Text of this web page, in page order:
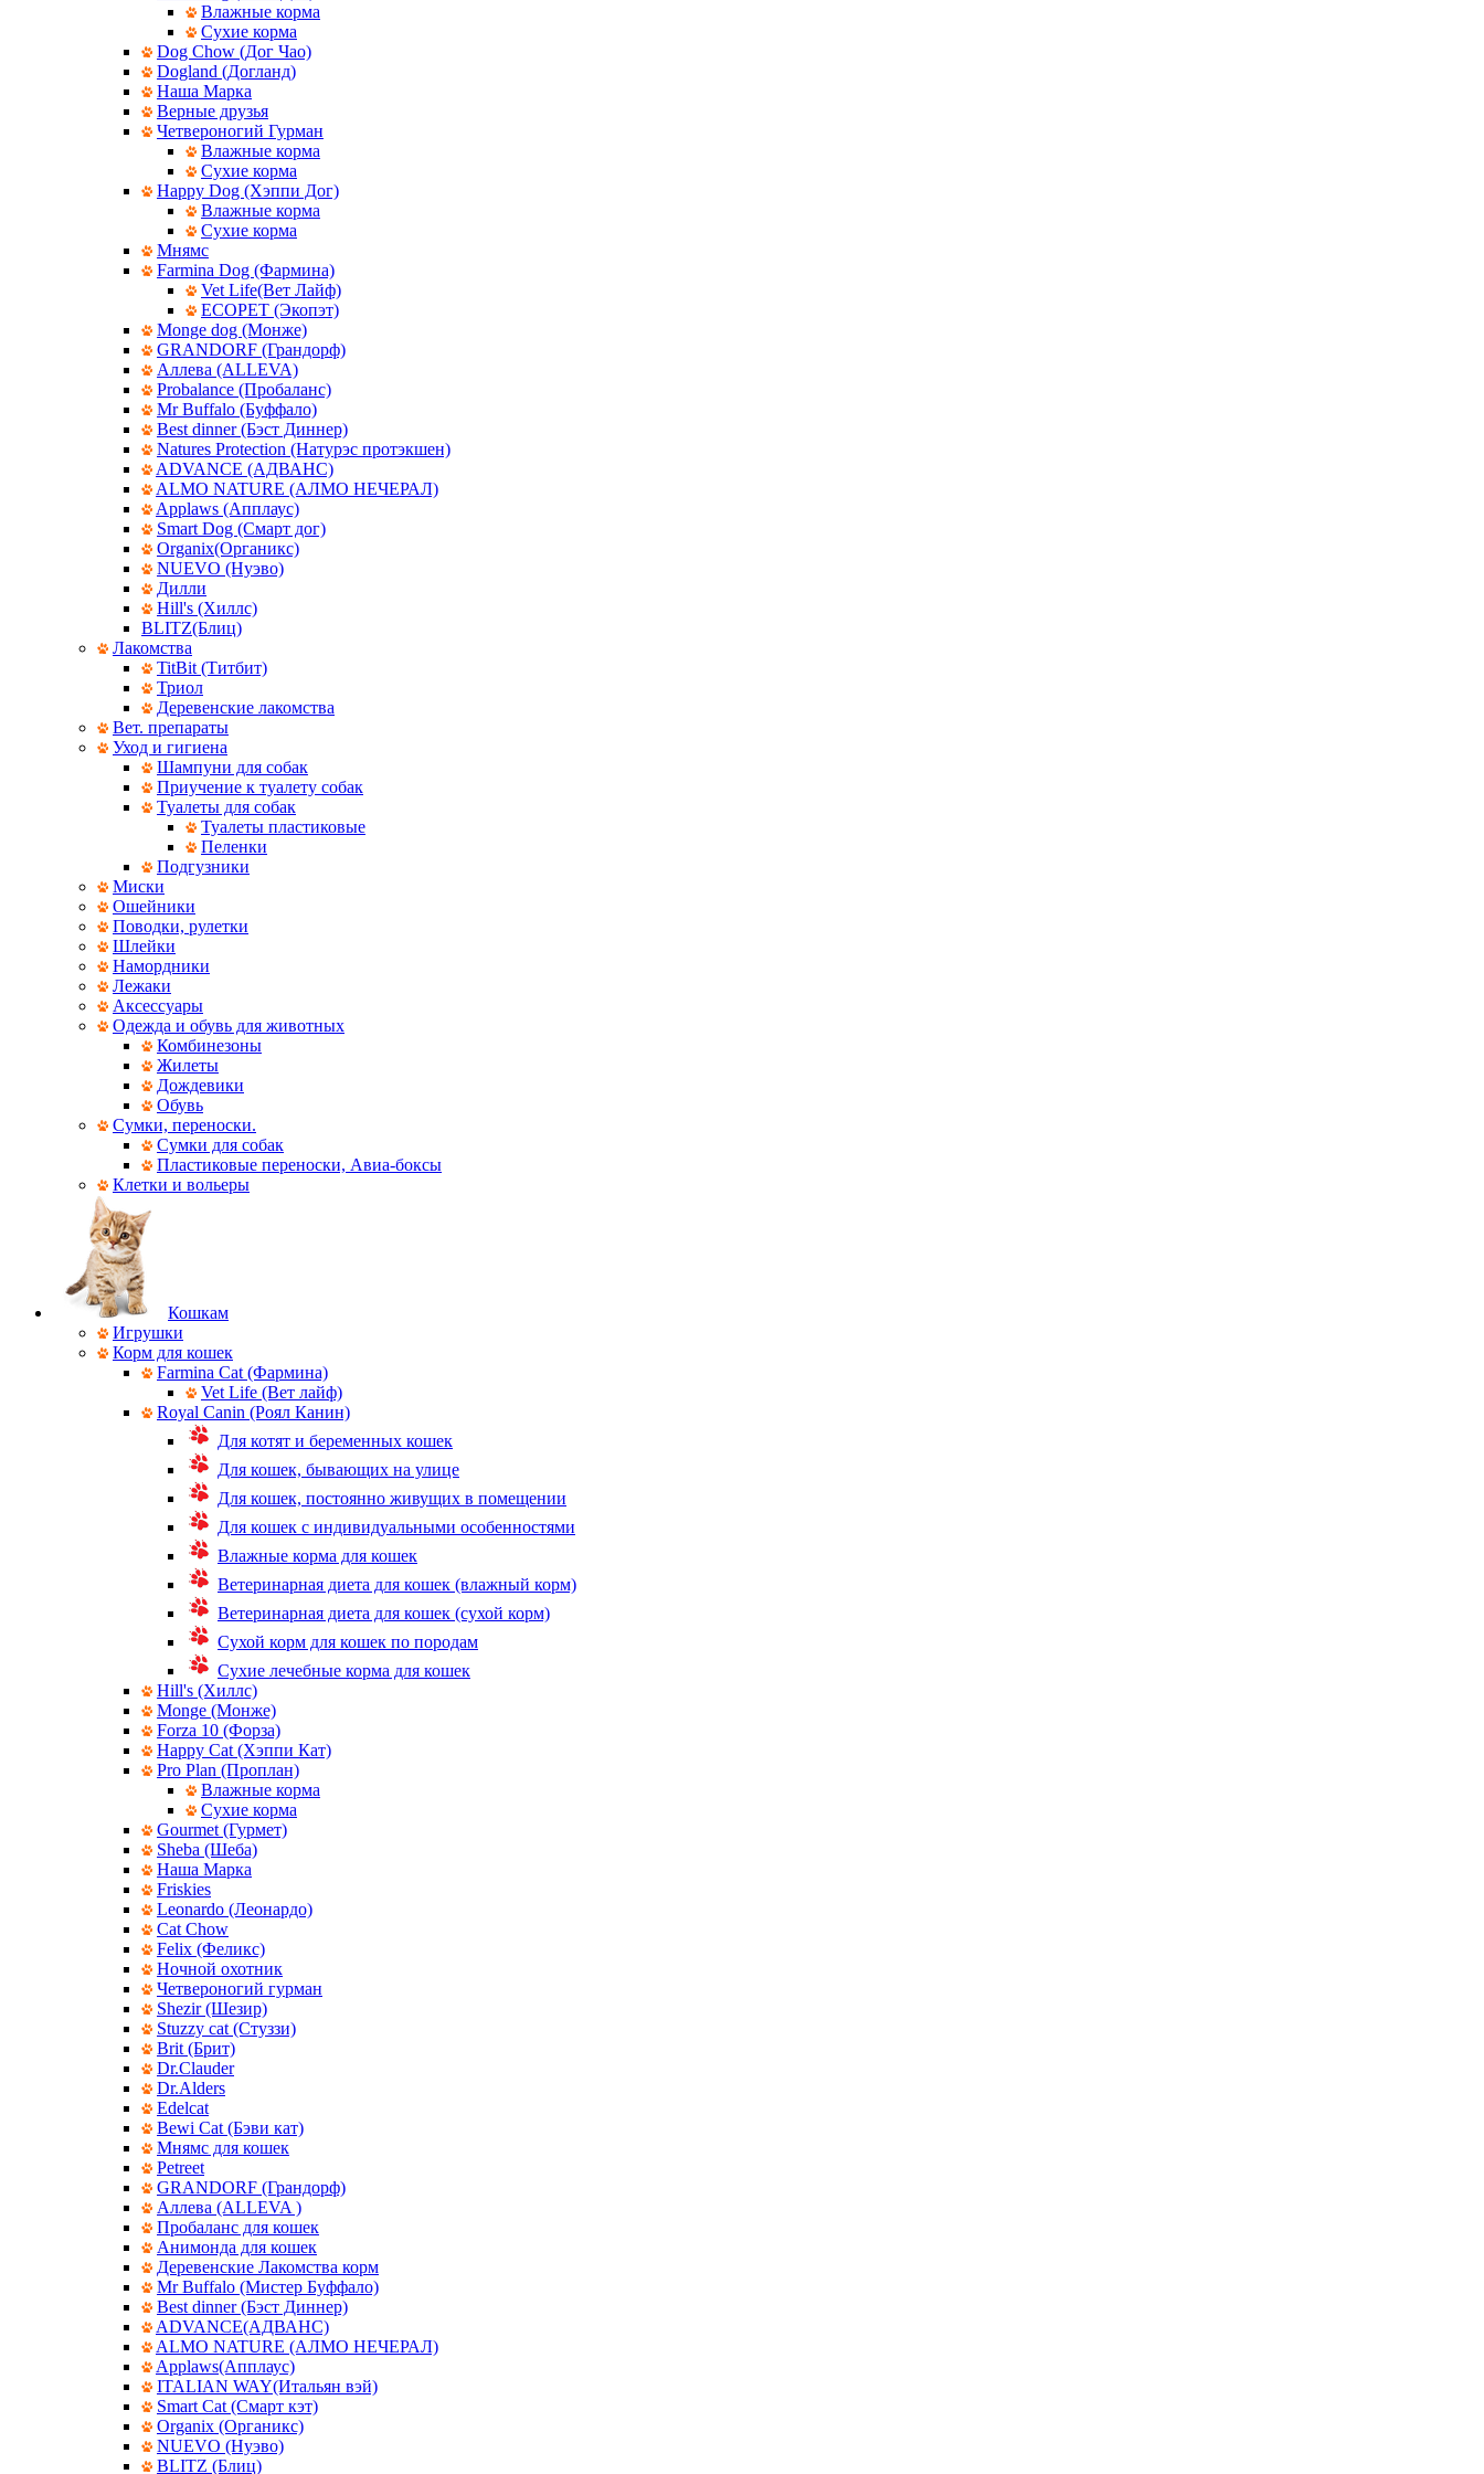
Влажные корма
Сухие корма
Dog Chow (Дог Чао)
Dogland (Догланд)
Наша Марка
Верные друзья
Четвероногий Гурман
Влажные корма
Сухие корма
Happy Dog (Хэппи Дог)
Влажные корма
Сухие корма
Мнямс
Farmina Dog (Фармина)
Vet Life(Вет Лайф)
ECOPET (Экопэт)
Monge dog (Монже)
GRANDORF (Грандорф)
Аллева (ALLEVA)
Probalance (Пробаланс)
Mr Buffalo (Буффало)
Best dinner (Бэст Диннер)
Natures Protection (Натурэс протэкшен)
ADVANCE (АДВАНС)
ALMO NATURE (АЛМО НЕЧЕРАЛ)
Applaws (Апплаус)
Smart Dog (Смарт дог)
Organix(Органикс)
NUEVO (Нуэво)
Дилли
Hill's (Хиллс)
BLITZ(Блиц)
Лакомства
TitBit (Титбит)
Триол
Деревенские лакомства
Вет. препараты
Уход и гигиена
Шампуни для собак
Приучение к туалету собак
Туалеты для собак
Туалеты пластиковые
Пеленки
Подгузники
Миски
Ошейники
Поводки, рулетки
Шлейки
Намордники
Лежаки
Аксессуары
Одежда и обувь для животных
Комбинезоны
Жилеты
Дождевики
Обувь
Сумки, переноски.
Сумки для собак
Пластиковые переноски, Авиа-боксы
Клетки и вольеры
Кошкам
Игрушки
Корм для кошек
Farmina Cat (Фармина)
Vet Life (Вет лайф)
Royal Canin (Роял Канин)
Для котят и беременных кошек
Для кошек, бывающих на улице
Для кошек, постоянно живущих в помещении
Для кошек с индивидуальными особенностями
Влажные корма для кошек
Ветеринарная диета для кошек (влажный корм)
Ветеринарная диета для кошек (сухой корм)
Сухой корм для кошек по породам
Сухие лечебные корма для кошек
Hill's (Хиллс)
Monge (Монже)
Forza 10 (Форза)
Happy Cat (Хэппи Кат)
Pro Plan (Проплан)
Влажные корма
Сухие корма
Gourmet (Гурмет)
Sheba (Шеба)
Наша Марка
Friskies
Leonardo (Леонардо)
Cat Chow
Felix (Феликс)
Ночной охотник
Четвероногий гурман
Shezir (Шезир)
Stuzzy cat (Стуззи)
Brit (Брит)
Dr.Clauder
Dr.Alders
Edelcat
Bewi Cat (Бэви кат)
Мнямс для кошек
Petreet
GRANDORF (Грандорф)
Аллева (ALLEVA )
Пробаланс для кошек
Анимонда для кошек
Деревенские Лакомства корм
Mr Buffalo (Мистер Буффало)
Best dinner (Бэст Диннер)
ADVANCE(АДВАНС)
ALMO NATURE (АЛМО НЕЧЕРАЛ)
Applaws(Апплаус)
ITALIAN WAY(Итальян вэй)
Smart Cat (Смарт кэт)
Organix (Органикс)
NUEVO (Нуэво)
BLITZ (Блиц)